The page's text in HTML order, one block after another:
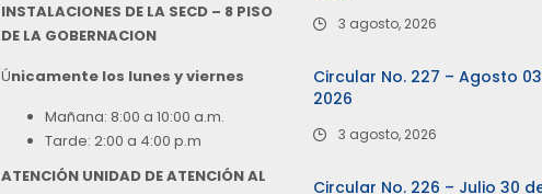
INSTALACIONES DE LA SECD – 8 PISO
DE LA GOBERNACION
Únicamente los lunes y viernes
Mañana: 8:00 a 10:00 a.m.
Tarde: 2:00 a 4:00 p.m
ATENCIÓN UNIDAD DE ATENCIÓN AL
3 agosto, 2026
Circular No. 227 – Agosto
2026
3 agosto, 2026
Circular No. 226 – Julio 30